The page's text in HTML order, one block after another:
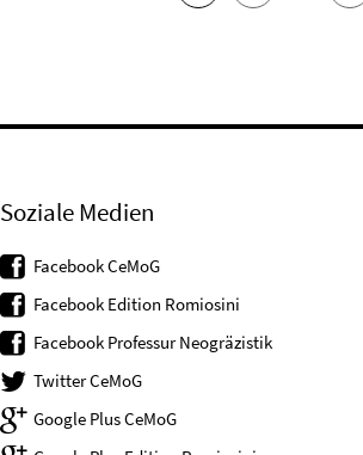
Soziale Medien
Facebook CeMoG
Facebook Edition Romiosini
Facebook Professur Neogräzistik
Twitter CeMoG
Google Plus CeMoG